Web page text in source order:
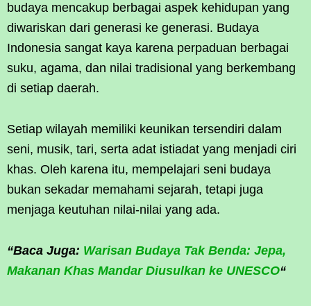
budaya mencakup berbagai aspek kehidupan yang
diwariskan dari generasi ke generasi. Budaya
Indonesia sangat kaya karena perpaduan berbagai
suku, agama, dan nilai tradisional yang berkembang
di setiap daerah.
Setiap wilayah memiliki keunikan tersendiri dalam
seni, musik, tari, serta adat istiadat yang menjadi ciri
khas. Oleh karena itu, mempelajari seni budaya
bukan sekadar memahami sejarah, tetapi juga
menjaga keutuhan nilai-nilai yang ada.
“Baca Juga: Warisan Budaya Tak Benda: Jepa,
Makanan Khas Mandar Diusulkan ke UNESCO“